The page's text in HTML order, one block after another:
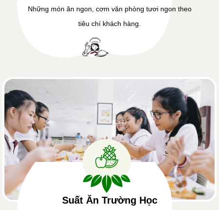
Những món ăn ngon, cơm văn phòng tươi ngon theo
tiêu chí khách hàng.
Suất Ăn Trường Học